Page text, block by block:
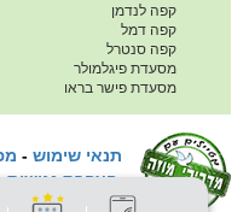
קפה לנדמן
קפה דמל
קפה סנטרל
מסעדת פיגלמולר
מסעדת פישר בראו
תנאי שימוש -
הצהרת נגישות